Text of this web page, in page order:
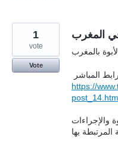
المغرب
بالمغرب
المباشر
https://
والإجراءات
المرتبطة بها
1
vote
Vote